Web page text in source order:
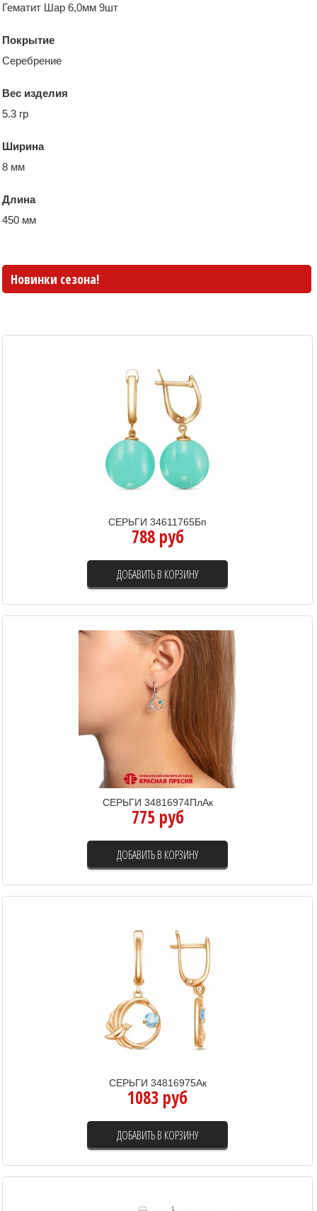
Гематит Шар 6,0мм 9шт
Покрытие
Серебрение
Вес изделия
5.3 гр
Ширина
8 мм
Длина
450 мм
Новинки сезона!
СЕРЬГИ 34611765Бп
788 руб
ДОБАВИТЬ В КОРЗИНУ
СЕРЬГИ 34816974ПлАк
775 руб
ДОБАВИТЬ В КОРЗИНУ
СЕРЬГИ 34816975Ак
1083 руб
ДОБАВИТЬ В КОРЗИНУ